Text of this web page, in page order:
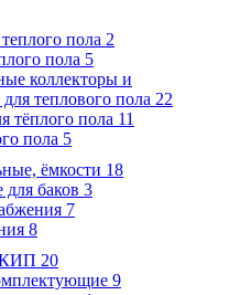
пола 2
пола 5
коллекторы и
теплового пола 22
тёплого пола 11
пола 5
ёмкости 18
баков 3
7
8
КИП 20
9